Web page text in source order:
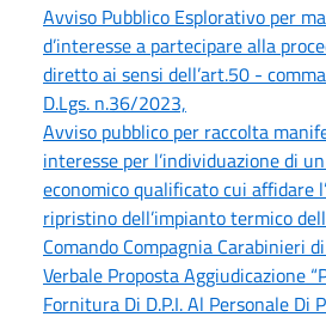
Avviso Pubblico Esplorativo per
d’interesse a partecipare alla
diretto ai sensi dell’art.50 -
D.Lgs. n.36/2023,
Avviso pubblico per raccolta
interesse per l’individuazione di
economico qualificato cui affidare
ripristino dell’impianto termico
Comando Compagnia Carabinieri
Verbale Proposta Aggiudicazione
Fornitura Di D.P.I. Al Personale Di